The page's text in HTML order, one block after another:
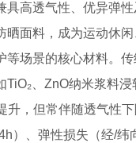
具高透气性、优异弹
晒面料，成为运动休
等场景的核心材料。
TiO₂、ZnO纳米浆料
升，但常伴随透气性
）、弹性损失（经/纬